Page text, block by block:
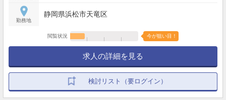
勤務地
静岡県浜松市天竜区
閲覧状況 今が狙い目！
求人の詳細を見る
検討リスト（要ログイン）